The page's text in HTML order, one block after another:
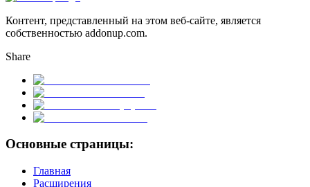
Контент, представленный на этом веб-сайте, является
собственностью addonup.com.
Share
Основные страницы:
Главная
Расширения